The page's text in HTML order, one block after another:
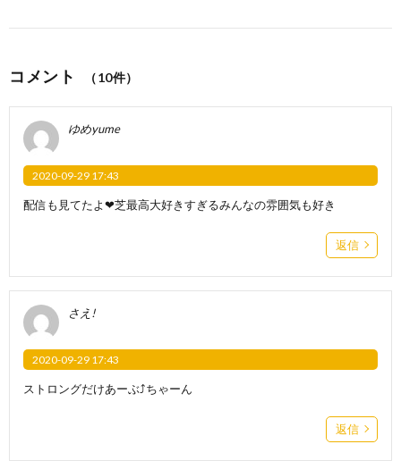
コメント （10件）
ゆめyume
2020-09-29 17:43
配信も見てたよ❤︎芝最高大好きすぎるみんなの雰囲気も好き
返信
さえ!
2020-09-29 17:43
ストロングだけあーぶ⤴︎ちゃーん
返信